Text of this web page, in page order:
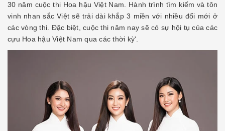
30 năm cuộc thi Hoa hậu Việt Nam. Hành trình tìm kiếm và tôn
vinh nhan sắc Việt sẽ trải dài khắp 3 miền với nhiều đổi mới ở
các vòng thi. Đặc biệt, cuộc thi năm nay sẽ có sự hội tụ của các
cựu Hoa hậu Việt Nam qua các thời kỳ'.